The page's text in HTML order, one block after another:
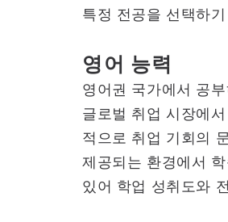
특정 전공을 선택하
영어 능력
영어권 국가에서 공
글로벌 취업 시장에
적으로 취업 기회의
제공되는 환경에서
있어 학업 성취도와